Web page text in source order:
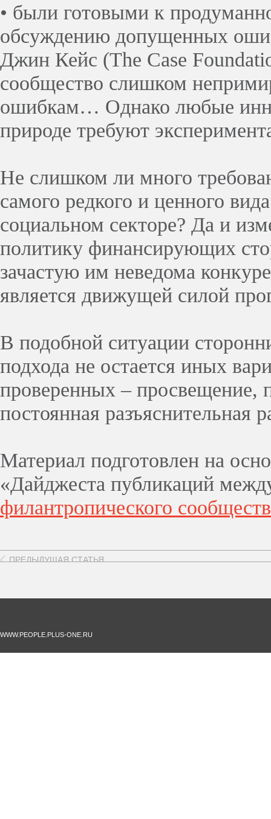
• были готовыми к
обсуждению допущенных
Джин Кейс (The Case
сообщество слишком
ошибкам… Однако любые
природе требуют
Не слишком ли много
самого редкого и ценного
социальном секторе? Да и
политику финансирующих
зачастую им неведома
является движущей силой
В подобной ситуации
подхода не остается иных
проверенных – просвещение,
постоянная разъяснительная
Материал подготовлен на
«Дайджеста публикаций
филантропического
ПРЕДЫДУЩАЯ СТАТЬЯ
WWW.PEOPLE.PLUS-ONE.RU